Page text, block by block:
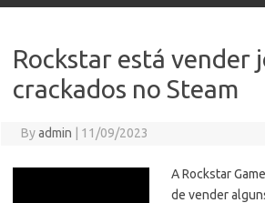
Rockstar está vender
crackados no Steam
Byadmin 11/09/2023
A Rockstar
de vender